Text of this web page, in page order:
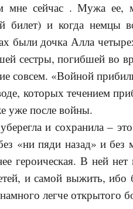
мне сейчас . Мужа ее,
билет) и когда немцы
были дочка Алла
сестры, погибшей во
совсем. «Войной
которых течением
уже после войны.
и сохранила –
«ни пяди назад» и
героическая. В ней нет
и самой выжить, ибо
легче открытого